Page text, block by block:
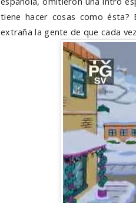
tiene hacer cosas como
extraña la gente de que cada